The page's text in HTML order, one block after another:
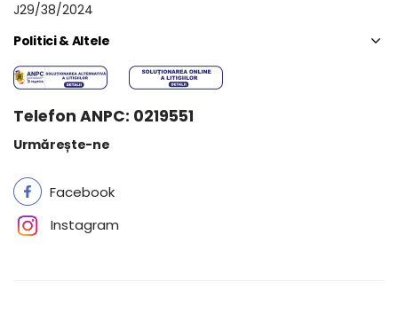
J29/38/2024
Politici & Altele
Telefon ANPC: 0219551
Urmărește-ne
Facebook
Instagram